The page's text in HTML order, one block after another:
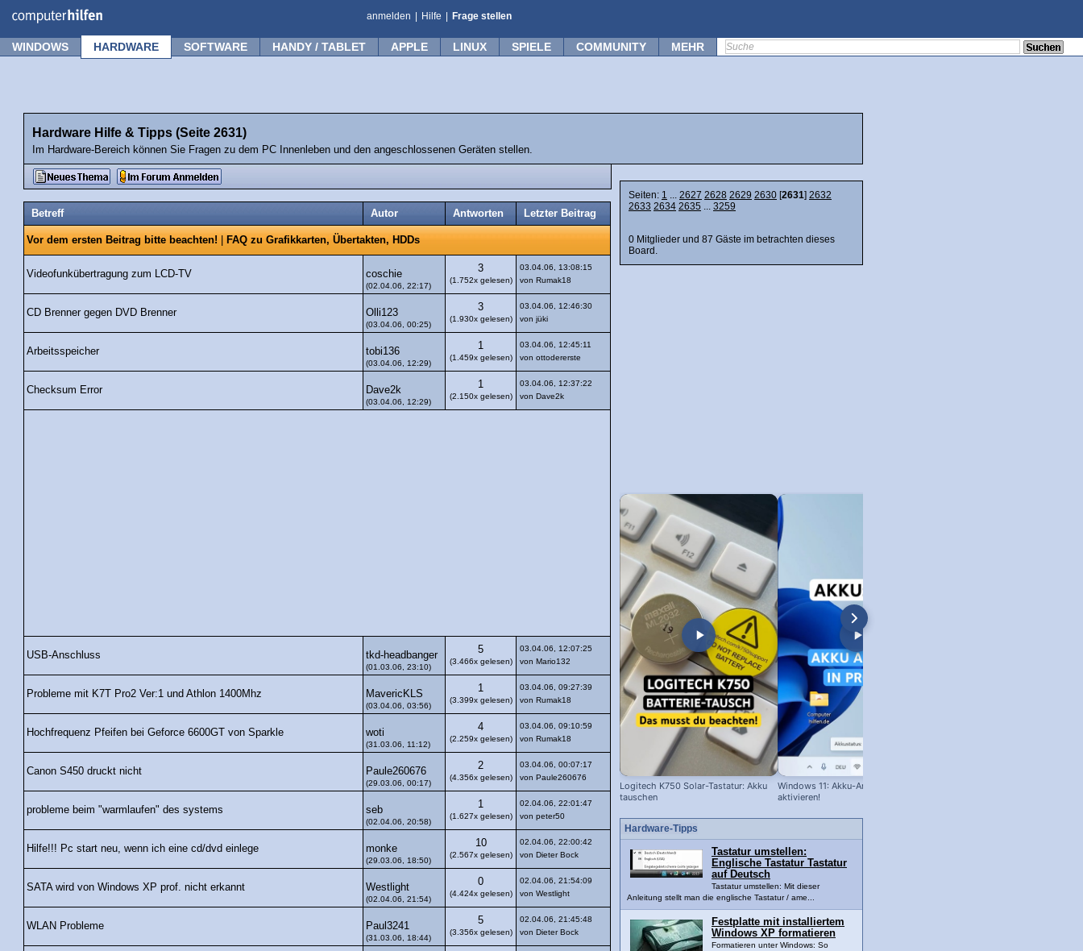
anmelden Hilfe Frage stellen
WINDOWS HARDWARE SOFTWARE HANDY / TABLET APPLE LINUX SPIELE COMMUNITY MEHR
Hardware Hilfe & Tipps (Seite 2631)
Im Hardware-Bereich können Sie Fragen zu dem PC Innenleben und den angeschlossenen Geräten stellen.
Betreff Autor Antworten Letzter Beitrag
Vor dem ersten Beitrag bitte beachten! FAQ zu Grafikkarten, Übertakten, HDDs
Videofunkübertragung zum LCD-TV coschie
(02.04.06, 22:17)
3
(1.752x gelesen)
03.04.06, 13:08:15
von Rumak18
CD Brenner gegen DVD Brenner Olli123
(03.04.06, 00:25)
3
(1.930x gelesen)
03.04.06, 12:46:30
von jüki
Arbeitsspeicher tobi136
(03.04.06, 12:29)
1
(1.459x gelesen)
03.04.06, 12:45:11
von ottodererste
Checksum Error Dave2k
(03.04.06, 12:29)
1
(2.150x gelesen)
03.04.06, 12:37:22
von Dave2k
USB-Anschluss tkd-headbanger
(01.03.06, 23:10)
5
(3.466x gelesen)
03.04.06, 12:07:25
von Mario132
Probleme mit K7T Pro2 Ver:1 und Athlon 1400Mhz MavericKLS
(03.04.06, 03:56)
1
(3.399x gelesen)
03.04.06, 09:27:39
von Rumak18
Hochfrequenz Pfeifen bei Geforce 6600GT von Sparkle woti
(31.03.06, 11:12)
4
(2.259x gelesen)
03.04.06, 09:10:59
von Rumak18
Canon S450 druckt nicht Paule260676
(29.03.06, 00:17)
2
(4.356x gelesen)
03.04.06, 00:07:17
von Paule260676
probleme beim "warmlaufen" des systems seb
(02.04.06, 20:58)
1
(1.627x gelesen)
02.04.06, 22:01:47
von peter50
Hilfe!!! Pc start neu, wenn ich eine cd/dvd einlege monke
(29.03.06, 18:50)
10
(2.567x gelesen)
02.04.06, 22:00:42
von Dieter Bock
SATA wird von Windows XP prof. nicht erkannt Westlight
(02.04.06, 21:54)
0
(4.424x gelesen)
02.04.06, 21:54:09
von Westlight
WLAN Probleme Paul3241
(31.03.06, 18:44)
5
(3.356x gelesen)
02.04.06, 21:45:48
von Dieter Bock
Seiten: 1 ... 2627 2628 2629 2630 [2631] 2632
2633 2634 2635 ... 3259
0 Mitglieder und 87 Gäste im betrachten dieses
Board.
Logitech K750 Solar-Tastatur: Akku
tauschen
Windows 11: Akku-Anzeige in Prozent
aktivieren!
Hardware-Tipps
Tastatur umstellen:
Englische Tastatur Tastatur
auf Deutsch
Tastatur umstellen: Mit dieser
Anleitung stellt man die englische Tastatur / ame...
Festplatte mit installiertem
Windows XP formatieren
Formatieren unter Windows: So